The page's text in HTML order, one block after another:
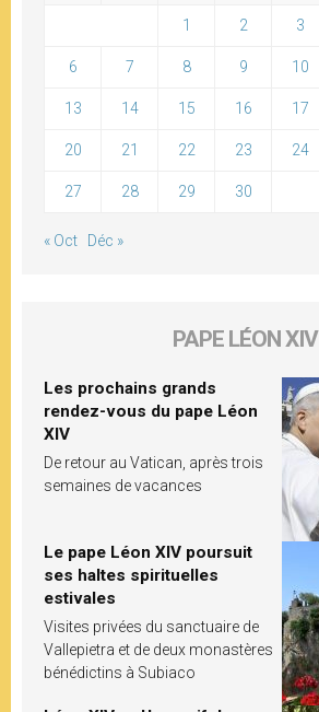
1 2 3
6 7 8 9 10
13 14 15 16 17
20 21 22 23 24
27 28 29 30
« Oct Déc »
PAPE LÉON XIV
Les prochains grands
rendez-vous du pape Léon
XIV
De retour au Vatican, après trois
semaines de vacances
Le pape Léon XIV poursuit
ses haltes spirituelles
estivales
Visites privées du sanctuaire de
Vallepietra et de deux monastères
bénédictins à Subiaco